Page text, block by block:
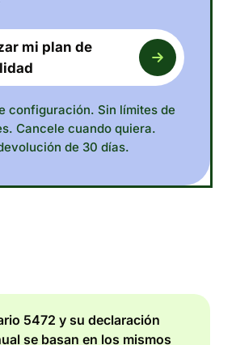
mi plan de
configuración. Sin límites de
Cancele cuando quiera.
de 30 días.
5472 y su declaración
se basan en los mismos